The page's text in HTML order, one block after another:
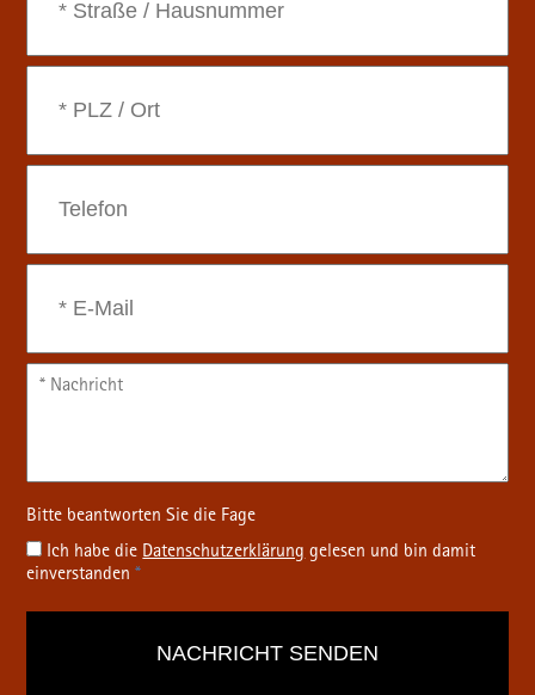
Ich habe dieDatenschutz­erklärunggelesen und bin damit
einverstanden*